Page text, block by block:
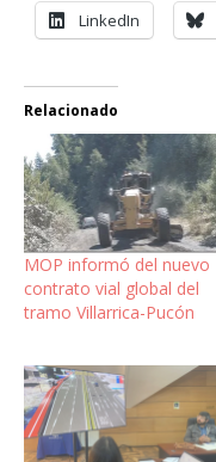
LinkedIn
Relacionado
MOP informó del nuevo
contrato vial global del
tramo Villarrica-Pucón